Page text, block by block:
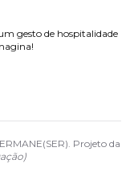
gesto de hospitalidade
Projeto da
)